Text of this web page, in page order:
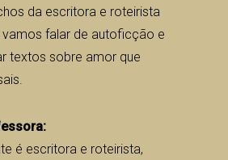
da escritora e roteirista
vamos falar de autoficção e
textos sobre amor que
é escritora e roteirista,